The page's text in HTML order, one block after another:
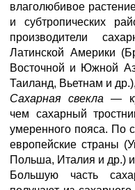
влаголюбивое
и субтропических
производители
Латинской Америки
Восточной и Южной
Таиланд, Вьетнам и
Сахарная свекла—
чем сахарный
умеренного пояса. По
европейские страны
Польша, Италия и др.)
Большую часть